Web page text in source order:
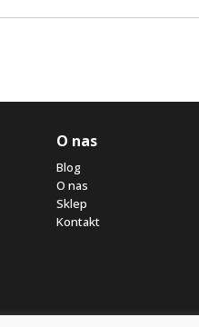
O nas
Blog
O nas
Sklep
Kontakt